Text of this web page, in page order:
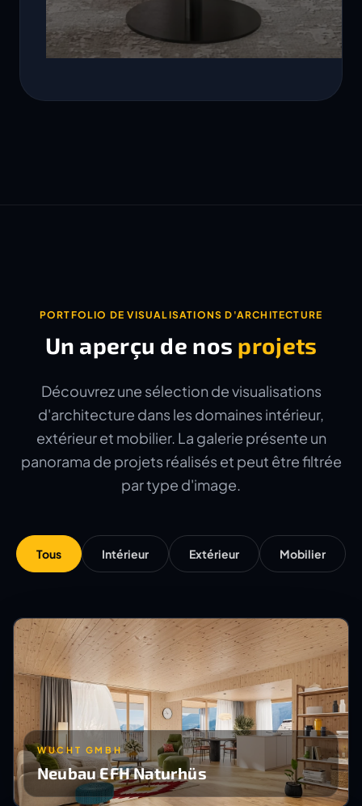
PORTFOLIO DE VISUALISATIONS D'ARCHITECTURE
Un aperçu de nos projets
Découvrez une sélection de visualisations
d'architecture dans les domaines intérieur,
extérieur et mobilier. La galerie présente un
panorama de projets réalisés et peut être filtrée
par type d'image.
Tous Intérieur Extérieur Mobilier
WUCHT GMBH
Neubau EFH Naturhüs